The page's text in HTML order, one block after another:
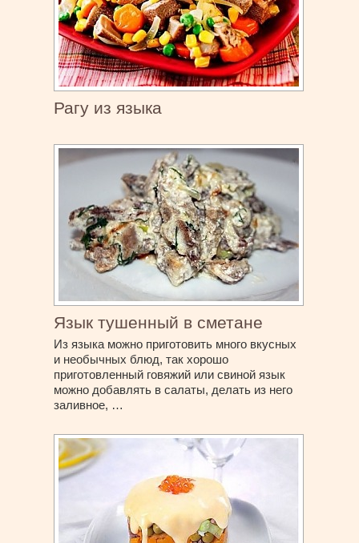
Рагу из языка
Язык тушенный в сметане
Из языка можно приготовить много вкусных
и необычных блюд, так хорошо
приготовленный говяжий или свиной язык
можно добавлять в салаты, делать из него
заливное, …